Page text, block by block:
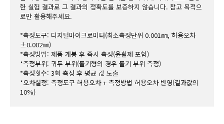
한 실험 결과로 그 결과의 정확도를 보증하지 않습니다. 참고 목적으
로만 활용해주세요.
*측정도구: 디지털마이크로미터(최소측정단위 0.001㎜, 허용오차
±0.002㎜)
*측정방법: 제품 개봉 후 즉시 측정(윤활제 포함)
*측정부위: 귀두 부위(돌기형의 경우 돌기 부위 측정)
*측정횟수: 3회 측정 후 평균 값 도출
*오차설정: 측정도구 허용오차 + 측정방법 허용오차 반영(결과값의
10%)